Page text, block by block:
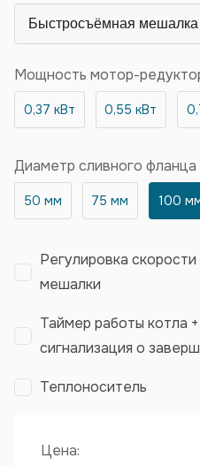
Мощность мотор-
0,37 кВт 0,55 кВт
Диаметр сливного фланца
50 мм 75 мм 100
Регулировка
мешалки
Таймер работы котла
сигнализация о
Теплоноситель
Цена: